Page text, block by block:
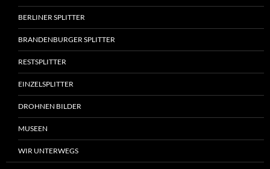
BERLINER SPLITTER
BRANDENBURGER SPLITTER
RESTSPLITTER
EINZELSPLITTER
DROHNEN BILDER
MUSEEN
WIR UNTERWEGS